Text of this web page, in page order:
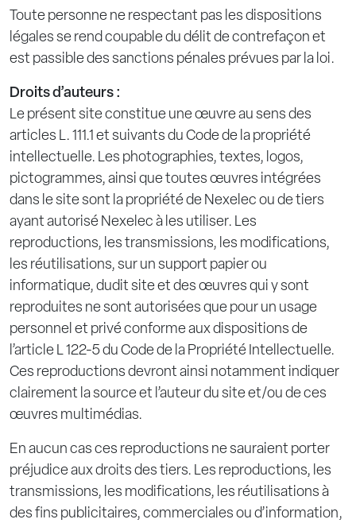
Toute personne ne respectant pas les dispositions
légales se rend coupable du délit de contrefaçon et
est passible des sanctions pénales prévues par la loi.
Droits d’auteurs :
Le présent site constitue une œuvre au sens des
articles L. 111.1 et suivants du Code de la propriété
intellectuelle. Les photographies, textes, logos,
pictogrammes, ainsi que toutes œuvres intégrées
dans le site sont la propriété de Nexelec ou de tiers
ayant autorisé Nexelec à les utiliser. Les
reproductions, les transmissions, les modifications,
les réutilisations, sur un support papier ou
informatique, dudit site et des œuvres qui y sont
reproduites ne sont autorisées que pour un usage
personnel et privé conforme aux dispositions de
l’article L 122-5 du Code de la Propriété Intellectuelle.
Ces reproductions devront ainsi notamment indiquer
clairement la source et l’auteur du site et/ou de ces
œuvres multimédias.
En aucun cas ces reproductions ne sauraient porter
préjudice aux droits des tiers. Les reproductions, les
transmissions, les modifications, les réutilisations à
des fins publicitaires, commerciales ou d’information,